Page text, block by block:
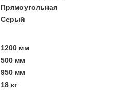
Прямоугольная
Серый
1200 мм
500 мм
950 мм
18 кг